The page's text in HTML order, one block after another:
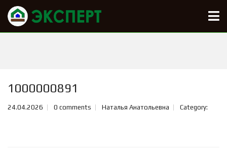
1000000891
24.04.2026 0 comments Наталья Анатольевна Category: